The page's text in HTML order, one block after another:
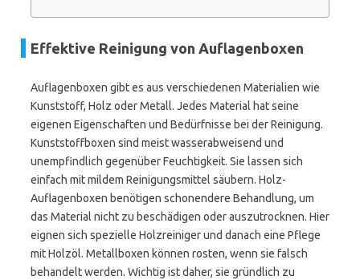
Effektive Reinigung von Auflagenboxen
Auflagenboxen gibt es aus verschiedenen Materialien wie
Kunststoff, Holz oder Metall. Jedes Material hat seine
eigenen Eigenschaften und Bedürfnisse bei der Reinigung.
Kunststoffboxen sind meist wasserabweisend und
unempfindlich gegenüber Feuchtigkeit. Sie lassen sich
einfach mit mildem Reinigungsmittel säubern. Holz-
Auflagenboxen benötigen schonendere Behandlung, um
das Material nicht zu beschädigen oder auszutrocknen. Hier
eignen sich spezielle Holzreiniger und danach eine Pflege
mit Holzöl. Metallboxen können rosten, wenn sie falsch
behandelt werden. Wichtig ist daher, sie gründlich zu